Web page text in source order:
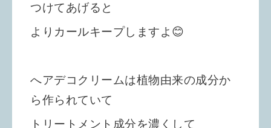
つけてあげると
よりカールキープしますよ😊
へアデコクリームは植物由来の成分か
ら作られていて
トリートメント成分を濃くして